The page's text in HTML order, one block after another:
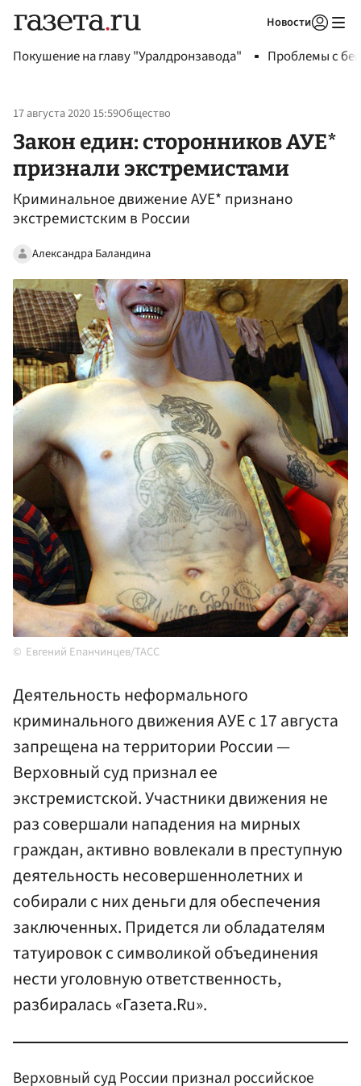
Новости
Покушение на главу "Уралдронзавода" Проблемы с
17 августа 2020 15:59Общество
Закон един: сторонников АУЕ*
признали экстремистами
Криминальное движение АУЕ* признано
экстремистским в России
Александра Баландина
Евгений Епанчинцев/ТАСС
Деятельность неформального
криминального движения АУЕ с 17 августа
запрещена на территории России —
Верховный суд признал ее
экстремистской. Участники движения не
раз совершали нападения на мирных
граждан, активно вовлекали в преступную
деятельность несовершеннолетних и
собирали с них деньги для обеспечения
заключенных. Придется ли обладателям
татуировок с символикой объединения
нести уголовную ответственность,
разбиралась «Газета.Ru».
Верховный суд России признал российское